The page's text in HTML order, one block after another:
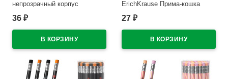
непрозрачный корпус
(ErichKrause) Прима-кошка
арт.65352 (Ст.50)
36 ₽
ErichKrause Прима-кошка
арт.65307
27 ₽